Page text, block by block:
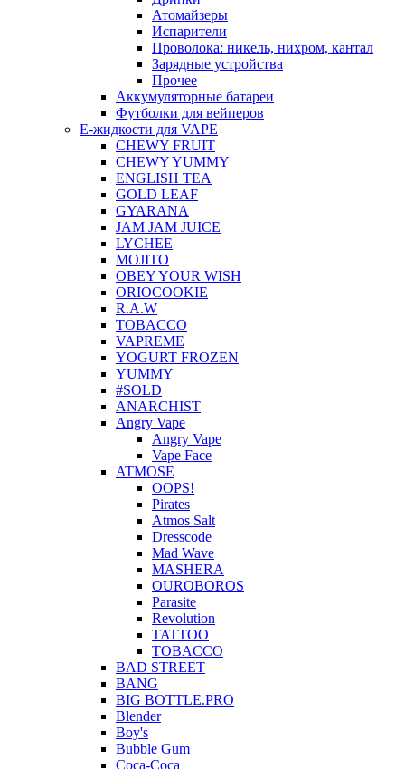
Атомайзеры
Испарители
Проволока: никель, нихром, кантал
Зарядные устройства
Прочее
Аккумуляторные батареи
Футболки для вейперов
Е-жидкости для VAPE
CHEWY FRUIT
CHEWY YUMMY
ENGLISH TEA
GOLD LEAF
GYARANA
JAM JAM JUICE
LYCHEE
MOJITO
OBEY YOUR WISH
ORIOCOOKIE
R.A.W
TOBACCO
VAPREME
YOGURT FROZEN
YUMMY
#SOLD
ANARCHIST
Angry Vape
Angry Vape
Vape Face
ATMOSE
OOPS!
Pirates
Atmos Salt
Dresscode
Mad Wave
MASHERA
OUROBOROS
Parasite
Revolution
TATTOO
TOBACCO
BAD STREET
BANG
BIG BOTTLE.PRO
Blender
Boy's
Bubble Gum
Coca-Coca